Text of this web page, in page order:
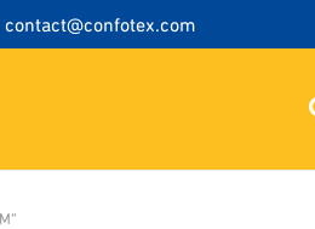
contact@confotex.com